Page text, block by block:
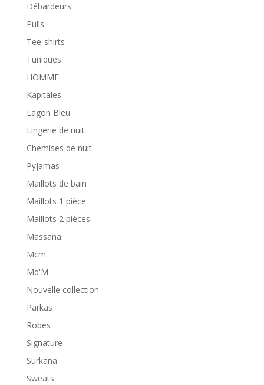
Débardeurs
Pulls
Tee-shirts
Tuniques
HOMME
Kapitales
Lagon Bleu
Lingerie de nuit
Chemises de nuit
Pyjamas
Maillots de bain
Maillots 1 pièce
Maillots 2 pièces
Massana
Mcm
Md'M
Nouvelle collection
Parkas
Robes
Signature
Surkana
Sweats